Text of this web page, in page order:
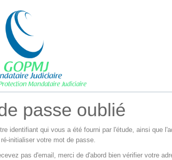
passe oublié
identifiant qui vous a été fourni par l'étude, ainsi que
initialiser votre mot de passe.
pas d'email, merci de d'abord bien vérifier votre